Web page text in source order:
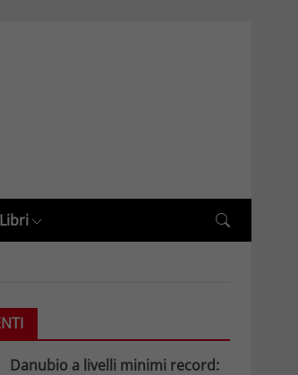
Danubio a livelli minimi record: